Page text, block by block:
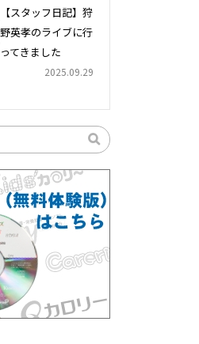
【スタッフ日記】狩
野英孝のライブに行
ってきました
2025.09.29